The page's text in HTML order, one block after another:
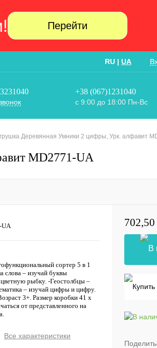
Перейти
RU | UA
+38 (067)1231040
с 9:00 до 18:00 Пн-Вс
Деревянная Умники 2 цифры, Урк. алфавит
MD2771-UA
UA
сортер 5 в 1
слова – изучай буквы
рыбку. -Геостолбцы –
– изучай цифры и цифру.
3+. Размер коробки 41 х
от представленного на
Все характеристики
702,50